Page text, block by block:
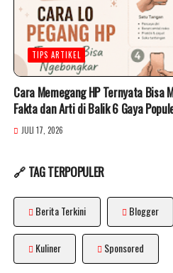
TIPS ARTIKEL
Cara Memegang HP Ternyata Bisa
Fakta dan Arti di Balik 6 Gaya
JULI 17, 2026
🔗 TAG TERPOPULER
Berita Terkini Blogger
Kuliner Sponsored